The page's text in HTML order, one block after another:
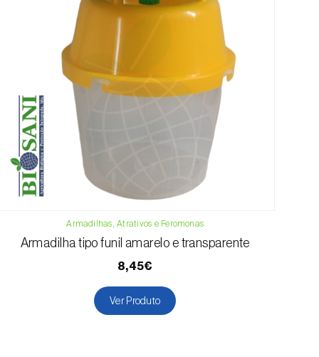
Armadilhas, Atrativos e Feromonas
Armadilha tipo funil amarelo e transparente
8,45€
Ver Produto